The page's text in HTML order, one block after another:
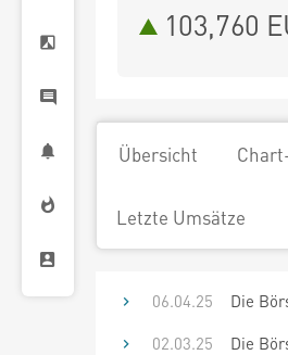
103,760
Übersicht
Letzte Umsätze
06.04.25
Die
02.03.25
Die